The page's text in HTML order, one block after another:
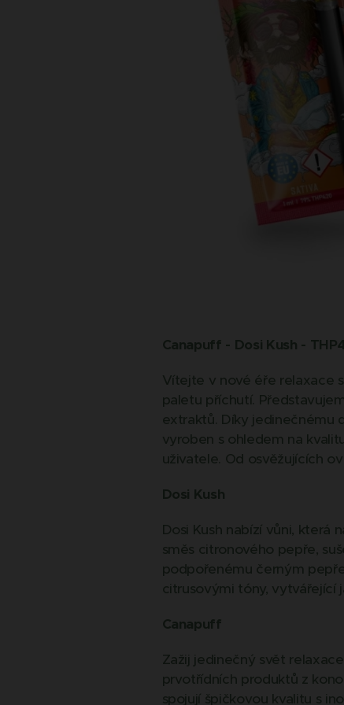
Canapuff - Dosi Kush -
Vítejte v nové éře relaxace
paletu příchutí.
extraktů. Díky jedinečnému
vyroben s ohledem na
uživatele. Od osvěžujících
Dosi Kush
Dosi Kush nabízí vůni, která
směs citronového pepře,
podpořenému černým
citrusovými tóny, vytvářející
Canapuff
Zažij jedinečný svět
prvotřídních produktů z
spojují špičkovou kvalitu s